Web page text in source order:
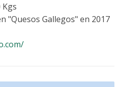
"Quesos Gallegos" en 2017